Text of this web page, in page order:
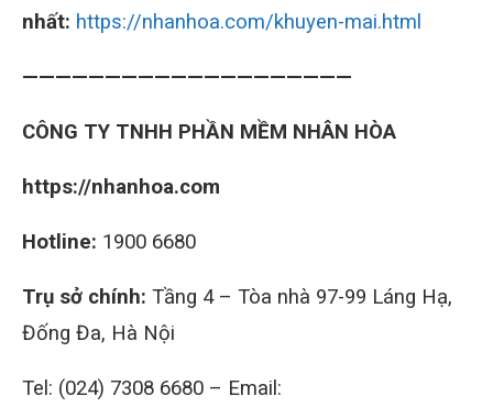
nhất: https://nhanhoa.com/khuyen-mai.html
————————————————————
CÔNG TY TNHH PHẦN MỀM NHÂN HÒA
https://nhanhoa.com
Hotline: 1900 6680
Trụ sở chính: Tầng 4 – Tòa nhà 97-99 Láng Hạ,
Đống Đa, Hà Nội
Tel: (024) 7308 6680 – Email: